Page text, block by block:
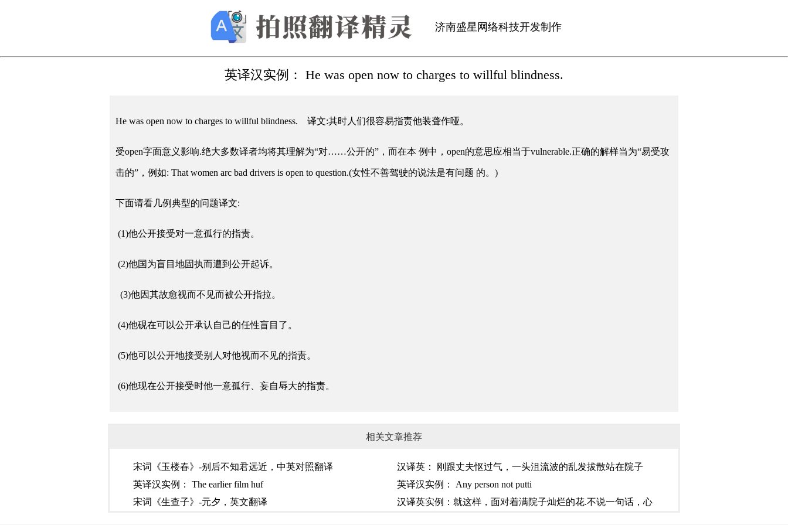
济南盛星网络科技开发制作
英译汉实例： He was open now to charges to willful blindness.
He was open now to charges to willful blindness. 译文:其时人们很容易指责他装聋作哑。
受open字面意义影响.绝大多数译者均将其理解为“对……公开的”，而在本 例中，open的意思应相当于vulnerable.正确的解样当为“易受攻
击的”，例如: That women arc bad drivers is open to question.(女性不善驾驶的说法是有问题 的。)
下面请看几例典型的问题译文:
(1)他公开接受对一意孤行的指责。
(2)他国为盲目地固执而遭到公开起诉。
(3)他因其故愈视而不见而被公开指拉。
(4)他砚在可以公开承认自己的任性盲目了。
(5)他可以公开地接受别人对他视而不见的指责。
(6)他现在公开接受时他一意孤行、妄自辱大的指责。
相关文章推荐
宋词《玉楼春》-别后不知君远近，中英对照翻译
汉译英：​ 刚跟丈夫怄过气，一头沮流波的乱发拔散站在院子
英译汉实例： The earlier film huf
英译汉实例：​ Any person not putti
宋词《生查子》-元夕，英文翻译
汉译英实例：就这样，面对着满院子灿烂的花.不说一句话，心